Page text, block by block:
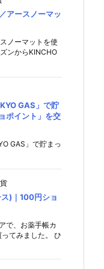
アースノーマッ
ノーマットを使
ンからKINCHO
GAS」で貯
ポイント」を交
GAS」で貯まっ
)｜100円ショ
で、お薬手帳カ
てみました。 ひ